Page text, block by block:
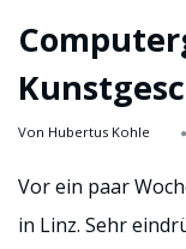
Von Hubertus Kohle
Vor ein paar
in Linz. Sehr